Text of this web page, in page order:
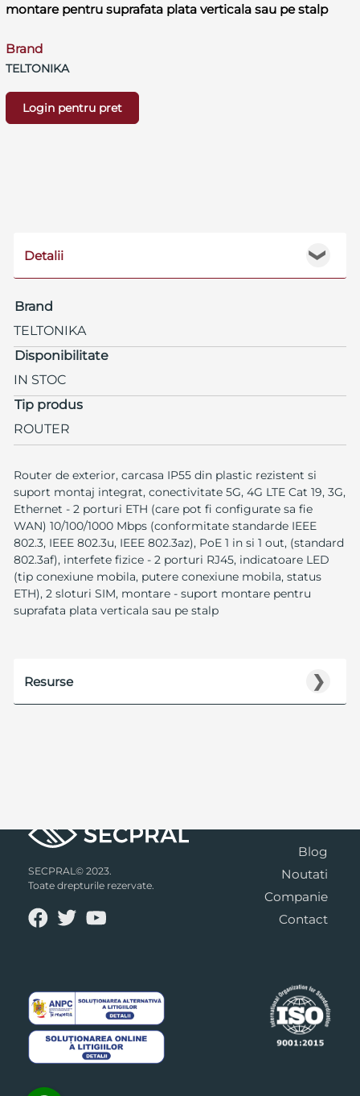
montare pentru suprafata plata verticala sau pe stalp
Brand
TELTONIKA
Login pentru pret
❯
Detalii
Brand
TELTONIKA
Disponibilitate
IN STOC
Tip produs
ROUTER
Router de exterior, carcasa IP55 din plastic rezistent si
suport montaj integrat, conectivitate 5G, 4G LTE Cat 19, 3G,
Ethernet - 2 porturi ETH (care pot fi configurate sa fie
WAN) 10/100/1000 Mbps (conformitate standarde IEEE
802.3, IEEE 802.3u, IEEE 802.3az), PoE 1 in si 1 out, (standard
802.3af), interfete fizice - 2 porturi RJ45, indicatoare LED
(tip conexiune mobila, putere conexiune mobila, status
ETH), 2 sloturi SIM, montare - suport montare pentru
suprafata plata verticala sau pe stalp
❯
Resurse
SECPRAL© 2023.
Toate drepturile rezervate.
Blog
Noutati
Companie
Contact